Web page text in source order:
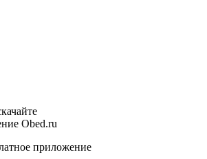
Obed.ru
приложение